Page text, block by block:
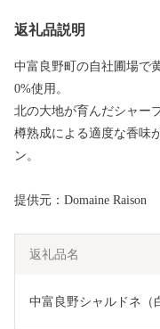
返礼品説明
中富良野町の自社圃場で
0%使用。
北の大地が育んだシャー
樽熟成による適度な香味
ン。
提供元：Domaine Raison
返礼品名
中富良野シャルドネ（